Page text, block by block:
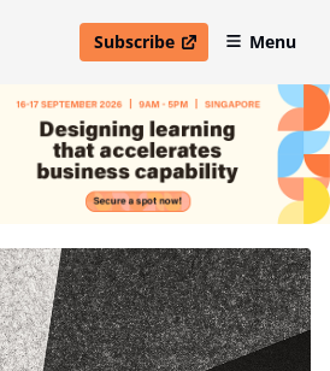
Subscribe
open in new windowMenu